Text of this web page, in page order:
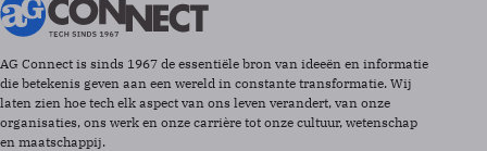
AG Connect is sinds 1967 de essentiële bron van ideeën en informatie
die betekenis geven aan een wereld in constante transformatie. Wij
laten zien hoe tech elk aspect van ons leven verandert, van onze
organisaties, ons werk en onze carrière tot onze cultuur, wetenschap
en maatschappij.